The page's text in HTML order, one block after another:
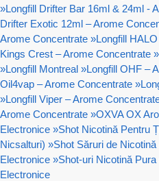
»Longfill Drifter Bar 16ml & 24ml -
Drifter Exotic 12ml – Arome
Arome Concentrate »Longfill
Kings Crest – Arome Concentrate »
»Longfill Montreal »Longfill OHF –
Oil4vap – Arome Concentrate »
»Longfill Viper – Arome
Arome Concentrate »OXVA OX
Electronice »Shot Nicotină Pentru
Nicsalturi) »Shot Săruri de
Electronice »Shot-uri Nicotină
Electronice